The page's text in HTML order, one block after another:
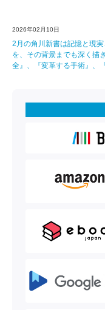
2026年02月10日
2月の角川新書は記憶と現
を、その背景までも深く描
全』、『変革する手術』、